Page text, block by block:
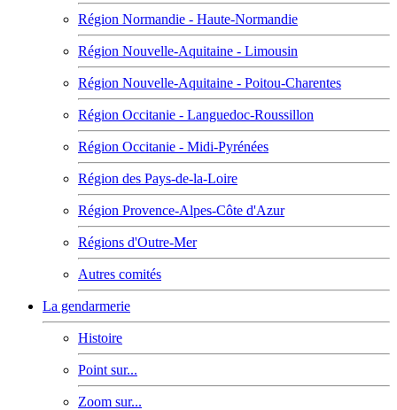
Région Normandie - Haute-Normandie
Région Nouvelle-Aquitaine - Limousin
Région Nouvelle-Aquitaine - Poitou-Charentes
Région Occitanie - Languedoc-Roussillon
Région Occitanie - Midi-Pyrénées
Région des Pays-de-la-Loire
Région Provence-Alpes-Côte d'Azur
Régions d'Outre-Mer
Autres comités
La gendarmerie
Histoire
Point sur...
Zoom sur...